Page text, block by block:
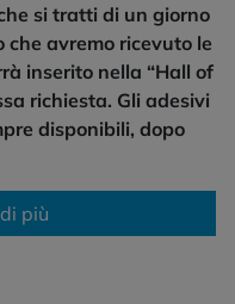
si tratti di un giorno
avremo ricevuto le
inserito nella “Hall of
richiesta. Gli adesivi
disponibili, dopo
più